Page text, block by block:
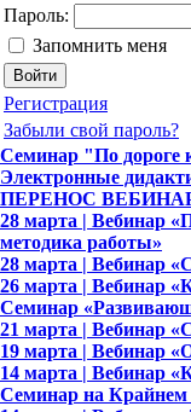
Пароль:
Запомнить меня
Регистрация
Забыли свой пароль?
Семинар "По дороге
Электронные
ПЕРЕНОС ВЕБИНАРА |
28 марта | Вебинар
методика работы»
28 марта | Вебинар
26 марта | Вебинар
Семинар
21 марта | Вебинар
19 марта | Вебинар
14 марта | Вебинар
Семинар на Крайнем